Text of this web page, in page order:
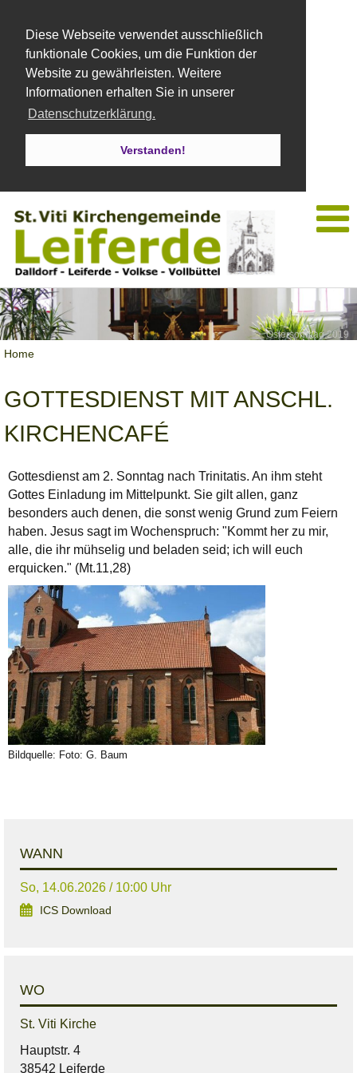
Diese Webseite verwendet ausschließlich
funktionale Cookies, um die Funktion der
Website zu gewährleisten. Weitere
Informationen erhalten Sie in unserer
Datenschutzerklärung.
Verstanden!
Ostersonntag 2019
Home
GOTTESDIENST MIT ANSCHL.
KIRCHENCAFÉ
Gottesdienst am 2. Sonntag nach Trinitatis. An ihm steht
Gottes Einladung im Mittelpunkt. Sie gilt allen, ganz
besonders auch denen, die sonst wenig Grund zum Feiern
haben. Jesus sagt im Wochenspruch: "Kommt her zu mir,
alle, die ihr mühselig und beladen seid; ich will euch
erquicken." (Mt.11,28)
Bildquelle: Foto: G. Baum
WANN
So, 14.06.2026 / 10:00 Uhr
ICS Download
WO
St. Viti Kirche
Hauptstr. 4
38542 Leiferde